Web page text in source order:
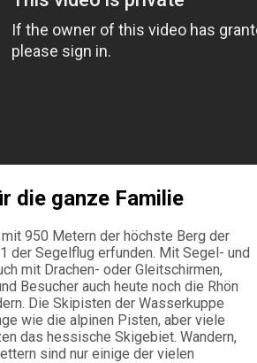
die ganze Familie
950 Metern der höchste Berg der
der Segelflug erfunden. Mit Segel- und
mit Drachen- oder Gleitschirmen,
Besucher auch heute noch die Rhön
Die Skipisten der Wasserkuppe
wie die alpinen Pisten, aber viele
das hessische Skigebiet. Wandern,
sind nur einige der vielen